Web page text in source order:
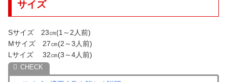
サイズ
Sサイズ 23㎝(1～2人前)
Mサイズ 27㎝(2～3人前)
Lサイズ 32㎝(3～4人前)